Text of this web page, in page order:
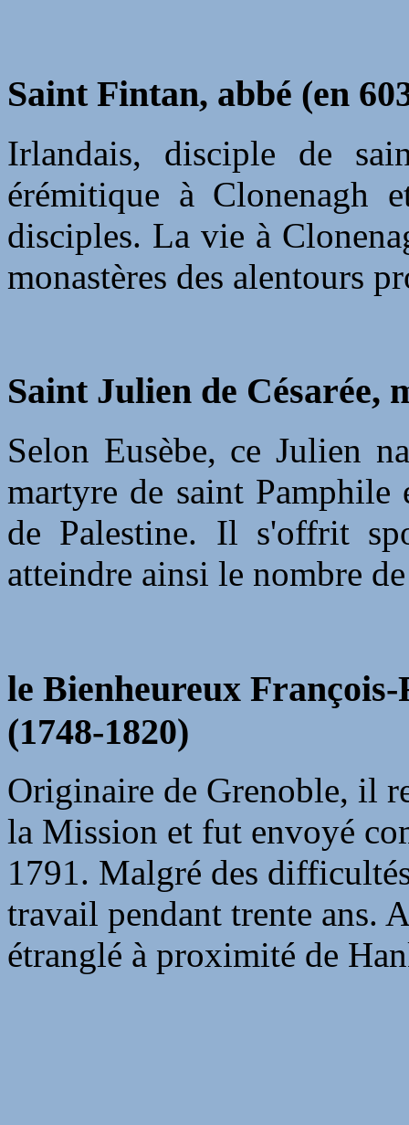
Saint Fintan, abbé (en
Irlandais, disciple de
érémitique à Clonenagh
disciples. La vie à
monastères des alentours
Saint Julien de Césarée,
Selon Eusèbe, ce Julien
martyre de saint Pamphile
de Palestine. Il s'offrit
atteindre ainsi le nombre
le Bienheureux
(1748-1820)
Originaire de Grenoble, il
la Mission et fut envoyé
1791. Malgré des
travail pendant trente ans.
étranglé à proximité de